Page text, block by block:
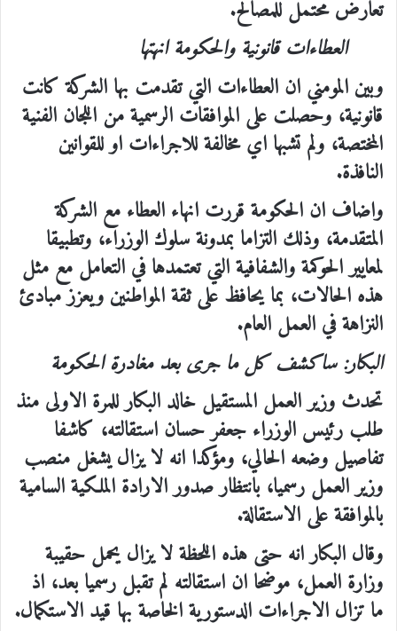
تعارض محتمل للمصالح.
العطاءات قانونية والحكومة انهتها
وبين المومني ان العطاءات التي تقدمت بها الشركة كانت
قانونية، وحصلت على الموافقات الرسمية من اللجان الفنية
المختصة، ولم تشبها اي مخالفة للاجراءات او للقوانين
النافذة.
واضاف ان الحكومة قررت انهاء العطاء مع الشركة
المتقدمة، وذلك التزاما بمدونة سلوك الوزراء، وتطبيقا
لمعايير الحوكمة والشفافية التي تعتمدها في التعامل مع مثل
هذه الحالات، بما يحافظ على ثقة المواطنين ويعزز مبادئ
النزاهة في العمل العام.
البكار: ساكشف كل ما جرى بعد مغادرة الحكومة
تحدث وزير العمل المستقيل خالد البكار للمرة الاولى منذ
طلب رئيس الوزراء جعفر حسان استقالته، كاشفا
تفاصيل وضعه الحالي، ومؤكدا انه لا يزال يشغل منصب
وزير العمل رسميا، بانتظار صدور الارادة الملكية السامية
بالموافقة على الاستقالة.
وقال البكار انه حتى هذه اللحظة لا يزال يحمل حقيبة
وزارة العمل، موضحا ان استقالته لم تقبل رسميا بعد، اذ
ما تزال الاجراءات الدستورية الخاصة بها قيد الاستكمال.